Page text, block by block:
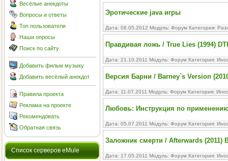
Весёлые анекдоты
Вопросы и ответы
Топ пользователи
Наши опросы
Поиск по сайту
Добавить фильм музыку
Добавить весёлый анекдот
Правила проекта
Реклама на проекте
Рекомендовать
Обратная связь
Cписок серверов eMule
Эротические java игры
Дата: 06.05.2012 Модуль: Форум Категория:
Правдивая ложь / True Lies (1994)
Дата: 21.10.2011 Модуль: Форум Категория:
Версия Барни / Barney`s Version
Дата: 11.07.2011 Модуль: Форум Категория:
Любовь: Инструкция по применению
Дата: 05.07.2011 Модуль: Форум Категория:
Заложник смерти / Afterwards (2011)
Дата: 17.05.2011 Модуль: Форум Категория: